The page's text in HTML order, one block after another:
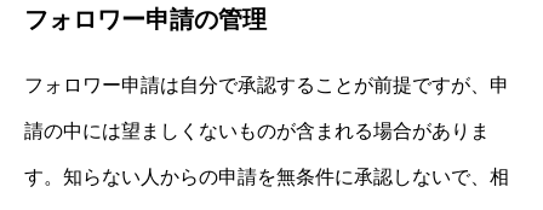
フォロワー申請の管理
フォロワー申請は自分で承認することが前提ですが、申
請の中には望ましくないものが含まれる場合がありま
す。知らない人からの申請を無条件に承認しないで、相